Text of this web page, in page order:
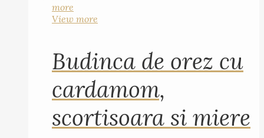
more
View more
Budinca de orez cu
cardamom,
scortisoara si miere